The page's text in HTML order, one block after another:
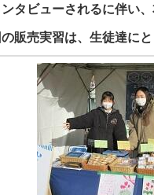
ンタビューされるに伴い
販売実習は、生徒達に